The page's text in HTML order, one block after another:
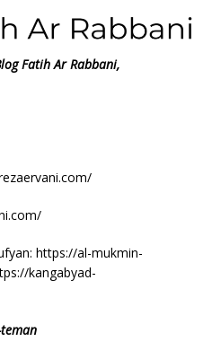
Fatih Ar Rabbani,
https://al-mukmin-
kangabyad-